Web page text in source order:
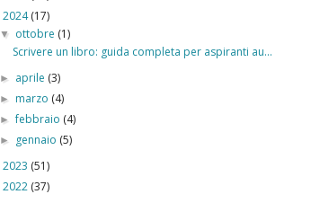
2024(17)
▼ ottobre (1)
Scrivere un libro: guida completa per aspiranti au...
► aprile (3)
► marzo (4)
►febbraio (4)
► gennaio (5)
2023 (51)
2022 (37)